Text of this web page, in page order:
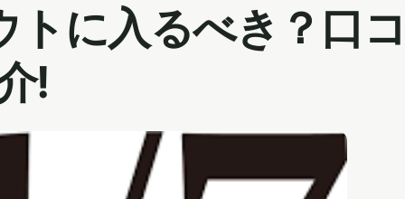
に入るべき？口
!